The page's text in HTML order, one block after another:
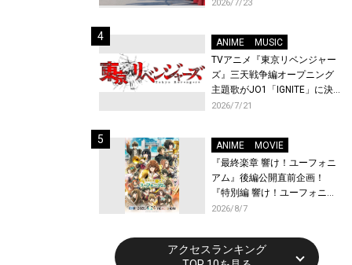
2026/7/23
ANIME
MUSIC
TVアニメ『東京リベンジャー
ズ』三天戦争編オープニング
主題歌がJO1「IGNITE」に決
定！メンバー全員から喜びと
先行上映会を開催！
2026/7/21
ANIME
MOVIE
『最終楽章 響け！ユーフォニ
アム』後編公開直前企画！
『特別編 響け！ユーフォニア
ム〜アンサンブルコンテス
ーフォニアム』前編の一挙上
映が決定！
2026/8/7
アクセスランキング